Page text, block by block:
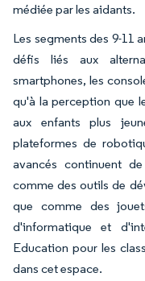
médiée par les aidants.
Les segments des 9-11
défis liés aux
smartphones, les
qu'à la perception que
aux enfants plus
plateformes de
avancés continuent
comme des outils de
que comme des
d'informatique et
Education pour les
dans cet espace.